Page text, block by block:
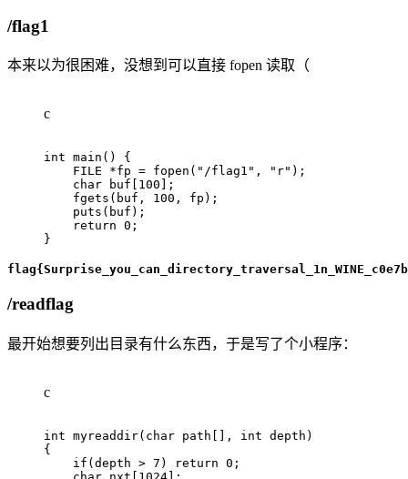
/flag1
本来以为很困难，没想到可以直接 fopen 读取（
c
int main ( )
{
    FILE
*fp = fopen ( "/flag1" , "r" ) ;
char buf 100
;
fgets ( buf , 100 , fp ) ;
puts ( buf ) ;
return 0 ;
}
/readflag
最开始想要列出目录有什么东西，于是写了个小程序：
c
int myreaddir( char path , int depth )
{
if ( depth > 7 ) return 0 ;